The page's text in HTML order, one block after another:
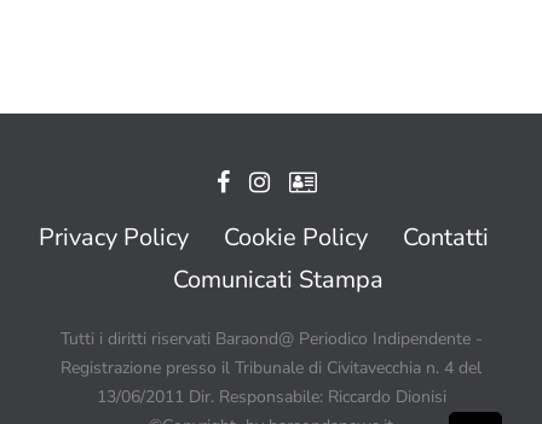
Privacy Policy Cookie Policy
Contatti
Comunicati Stampa
Tutti i diritti riservati Baraond@ Periodico Indipendente -
Registrazione presso il Tribunale di Civitavecchia n. 4 del
13/06/2011 Dir. Responsabile: Riccardo Dionisi